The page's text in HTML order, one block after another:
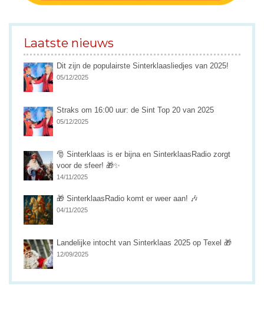
Laatste nieuws
Dit zijn de populairste Sinterklaasliedjes van 2025!
05/12/2025
Straks om 16:00 uur: de Sint Top 20 van 2025
05/12/2025
🎅 Sinterklaas is er bijna en SinterklaasRadio zorgt
voor de sfeer! 🎁✨
14/11/2025
🎁 SinterklaasRadio komt er weer aan! 🎶
04/11/2025
Landelijke intocht van Sinterklaas 2025 op Texel 🎁
12/09/2025